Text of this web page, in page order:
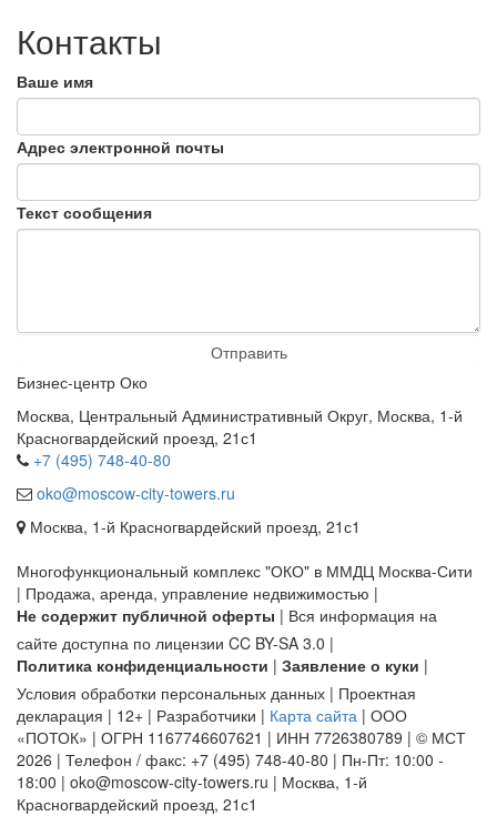
Контакты
Ваше имя
Адрес электронной почты
Текст сообщения
Отправить
Бизнес-центр Око
Москва, Центральный Административный Округ, Москва, 1-й
Красногвардейский проезд, 21с1
+7 (495) 748-40-80
oko@moscow-city-towers.ru
Москва, 1-й Красногвардейский проезд, 21с1
Многофункциональный комплекс "ОКО" в ММДЦ Москва-Сити
| Продажа, аренда, управление недвижимостью |
Не содержит публичной оферты | Вся информация на
сайте доступна по лицензии CC BY-SA 3.0 |
Политика конфиденциальности | Заявление о куки |
Условия обработки персональных данных | Проектная
декларация | 12+ | Разработчики | Карта сайта | ООО
«ПОТОК» | ОГРН 1167746607621 | ИНН 7726380789 | © МСТ
2026 | Телефон / факс: +7 (495) 748-40-80 | Пн-Пт: 10:00 -
18:00 | oko@moscow-city-towers.ru | Москва, 1-й
Красногвардейский проезд, 21с1